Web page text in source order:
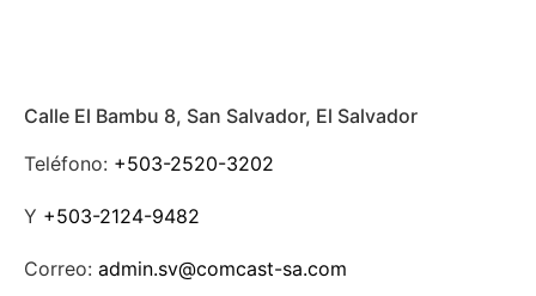
Calle El Bambu 8, San Salvador, El Salvador
Teléfono: +503-2520-3202
Y +503-2124-9482
Correo: admin.sv@comcast-sa.com